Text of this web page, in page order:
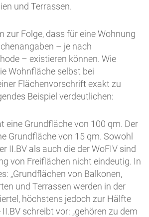
und Terrassen.
zur Folge, dass für eine Wohnung
– je nach
– existieren können. Wie
Wohnfläche selbst bei
Flächenvorschrift exakt zu
Beispiel verdeutlichen:
eine Grundfläche von 100 qm. Der
Grundfläche von 15 qm. Sowohl
II.BV als auch die der WoFIV sind
von Freiflächen nicht eindeutig. In
„Grundflächen von Balkonen,
und Terrassen werden in der
höchstens jedoch zur Hälfte
II.BV schreibt vor: „gehören zu dem